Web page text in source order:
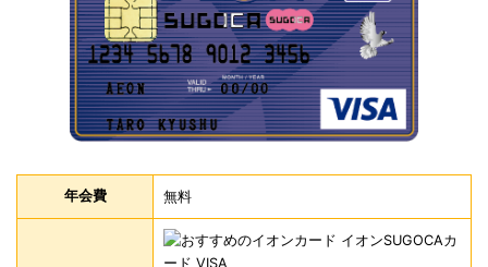
年会費 無料